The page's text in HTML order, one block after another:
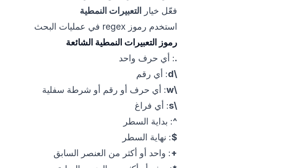
فعّل خيار
التعبيرات النمطية
استخدم رموز regex في عمليات البحث
رموز التعبيرات النمطية الشائعة
.: أي حرف واحد
\d
: أي رقم
\w
: أي حرف أو رقم أو شرطة سفلية
\s : أي فراغ
^: بداية السطر
$: نهاية السطر
+: واحد أو أكثر من العنصر السابق